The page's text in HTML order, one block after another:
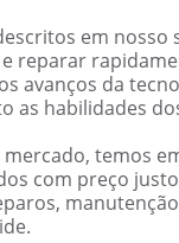
em nosso
reparar
avanços da
habilidades
temos
com preço